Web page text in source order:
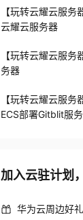
【玩转云耀云服务
云耀云服务器
【玩转云耀云服务
务器
【玩转云耀云服
ECS部署Gitblit服
加入云驻计划
华为云周边好礼